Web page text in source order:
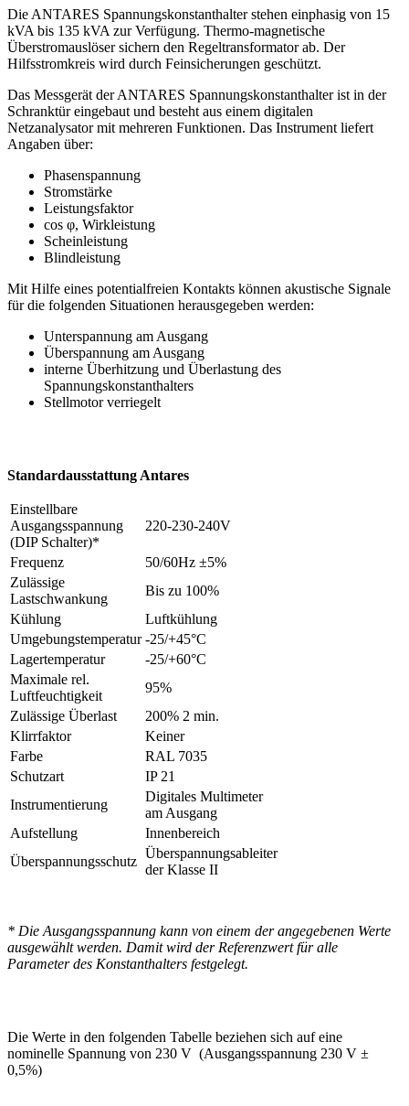
Die ANTARES Spannungskonstanthalter stehen einphasig von 15
kVA bis 135 kVA zur Verfügung. Thermo-magnetische
Überstromauslöser sichern den Regeltransformator ab. Der
Hilfsstromkreis wird durch Feinsicherungen geschützt.
Das Messgerät der ANTARES Spannungskonstanthalter ist in der
Schranktür eingebaut und besteht aus einem digitalen
Netzanalysator mit mehreren Funktionen. Das Instrument liefert
Angaben über:
Phasenspannung
Stromstärke
Leistungsfaktor
cos φ, Wirkleistung
Scheinleistung
Blindleistung
Mit Hilfe eines potentialfreien Kontakts können akustische Signale
für die folgenden Situationen herausgegeben werden:
Unterspannung am Ausgang
Überspannung am Ausgang
interne Überhitzung und Überlastung des
Spannungskonstanthalters
Stellmotor verriegelt
Standardausstattung Antares
Einstellbare
Ausgangsspannung
(DIP Schalter)*
220-230-240V
Frequenz
50/60Hz ±5%
Zulässige
Lastschwankung
Bis zu 100%
Kühlung
Luftkühlung
Umgebungstemperatur -25/+45°C
Lagertemperatur
-25/+60°C
Maximale rel.
Luftfeuchtigkeit
95%
Zulässige Überlast
200% 2 min.
Klirrfaktor
Keiner
Farbe
RAL 7035
Schutzart
IP 21
Instrumentierung
Digitales Multimeter
am Ausgang
Aufstellung
Innenbereich
Überspannungsschutz
Überspannungsableiter
der Klasse II
* Die Ausgangsspannung kann von einem der angegebenen Werte
ausgewählt werden. Damit wird der Referenzwert für alle
Parameter des Konstanthalters festgelegt.
Die Werte in den folgenden Tabelle beziehen sich auf eine
nominelle Spannung von 230 V (Ausgangsspannung 230 V ±
0,5%)